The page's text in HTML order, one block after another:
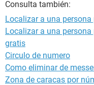
Consulta también:
Localizar a una
Localizar a una
gratis
Circulo de numero
Como eliminar de
Zona de caracas por